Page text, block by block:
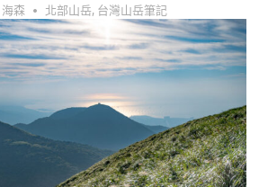
海森 北部山岳, 台灣山岳筆記